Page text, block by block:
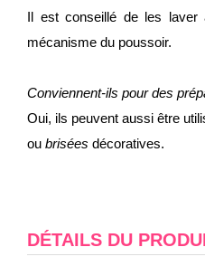
Il est conseillé de les
mécanisme du poussoir.
Conviennent-ils pour des
Oui, ils peuvent aussi être
ou brisées décoratives.
DÉTAILS DU